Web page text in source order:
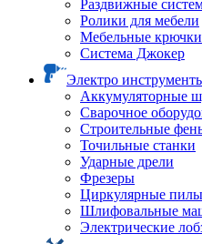
Раздвижные
Ролики для мебели
Мебельные крючки
Система Джокер
Электро
Аккумуляторные
Сварочное
Строительные
Точильные станки
Ударные дрели
Фрезеры
Циркулярные пилы
Шлифовальные
Электрические